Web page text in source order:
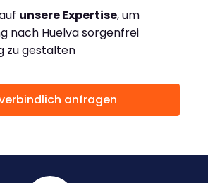
unsere Expertise, um
nach Huelva sorgenfrei
zu gestalten
anfragen